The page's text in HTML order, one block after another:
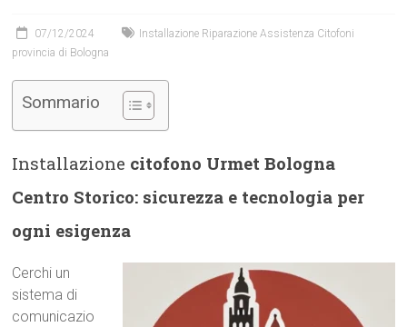
07/12/2024
Installazione Riparazione Assistenza Citofoni
provincia di Bologna
Sommario
Installazione citofono Urmet Bologna
Centro Storico: sicurezza e tecnologia per
ogni esigenza
Cerchi un
sistema di
comunicazio